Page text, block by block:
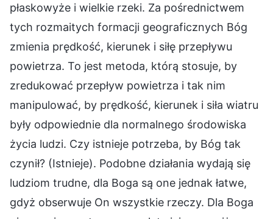
płaskowyże i wielkie rzeki. Za pośrednictwem
tych rozmaitych formacji geograficznych Bóg
zmienia prędkość, kierunek i siłę przepływu
powietrza. To jest metoda, którą stosuje, by
zredukować przepływ powietrza i tak nim
manipulować, by prędkość, kierunek i siła wiatru
były odpowiednie dla normalnego środowiska
życia ludzi. Czy istnieje potrzeba, by Bóg tak
czynił? (Istnieje). Podobne działania wydają się
ludziom trudne, dla Boga są one jednak łatwe,
gdyż obserwuje On wszystkie rzeczy. Dla Boga